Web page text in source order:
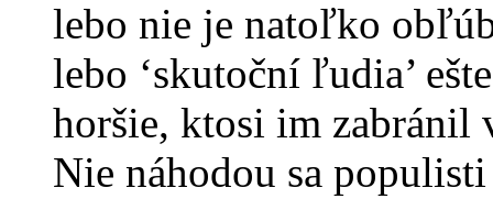
lebo nie je natoľko
lebo ‘skutoční ľudia’
horšie, ktosi im
Nie náhodou sa